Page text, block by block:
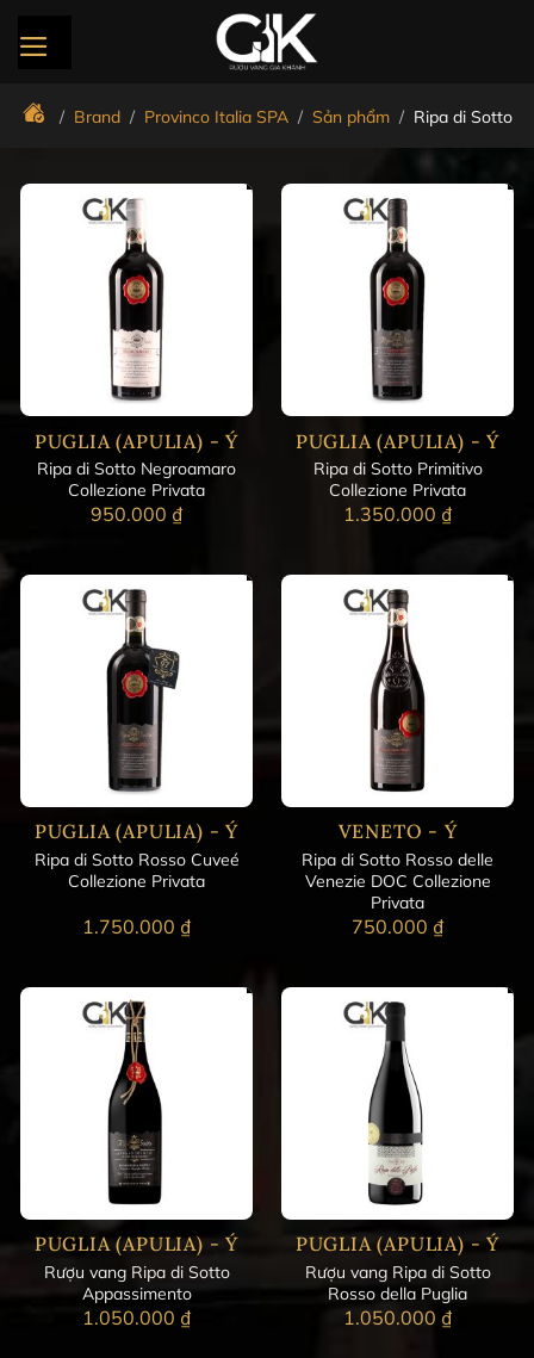
qua
dung
/ Brand / Provinco Italia SPA / Sản phẩm / Ripa di Sotto
PUGLIA (APULIA) - Ý
Ripa di Sotto Negroamaro
Collezione Privata
950.000 ₫
PUGLIA (APULIA) - Ý
Ripa di Sotto Primitivo
Collezione Privata
1.350.000 ₫
PUGLIA (APULIA) - Ý
Ripa di Sotto Rosso Cuveé
Collezione Privata
1.750.000 ₫
VENETO - Ý
Ripa di Sotto Rosso delle
Venezie DOC Collezione
Privata
750.000 ₫
PUGLIA (APULIA) - Ý
Rượu vang Ripa di Sotto
Appassimento
1.050.000 ₫
PUGLIA (APULIA) - Ý
Rượu vang Ripa di Sotto
Rosso della Puglia
1.050.000 ₫